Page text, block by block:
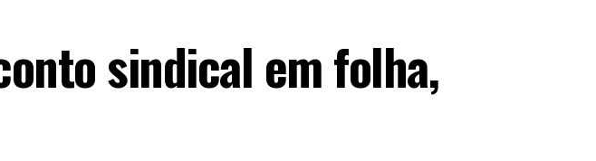
sindical em folha,